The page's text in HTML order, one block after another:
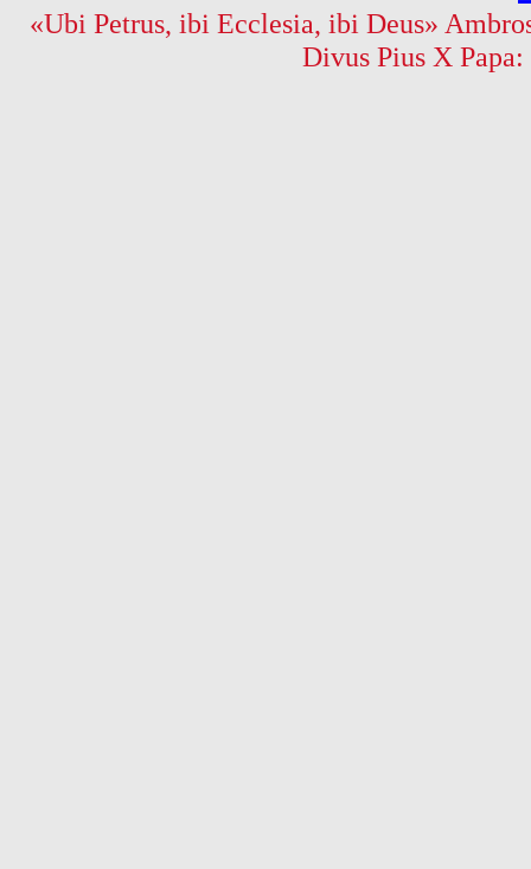
«Ubi Petrus, ibi Ecclesia, ibi Deus»
Divus Pius X Papa: